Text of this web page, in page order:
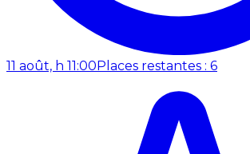
11 août, h 11:00 Places restantes : 6